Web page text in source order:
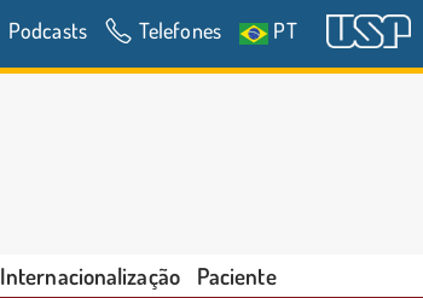
Podcasts Telefones PT
Internacionalização Paciente